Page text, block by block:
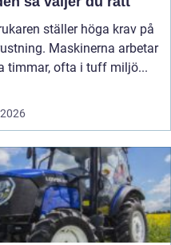
ställer höga krav på
Maskinerna arbetar
timmar, ofta i tuff miljö...